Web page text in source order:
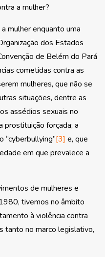
a mulher?
mulher enquanto uma
dos Estados
de Belém do Pará
cometidas contra as
mulheres, que não se
situações, dentre as
assédios sexuais no
prostituição forçada; a
“cyberbullying”[3] e, que
em que prevalece a
de mulheres e
tivemos no âmbito
à violência contra
tanto no marco legislativo,